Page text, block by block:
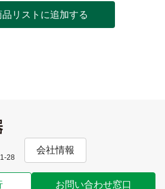
品リストに追加する
28
会社情報
お問い合わせ窓口